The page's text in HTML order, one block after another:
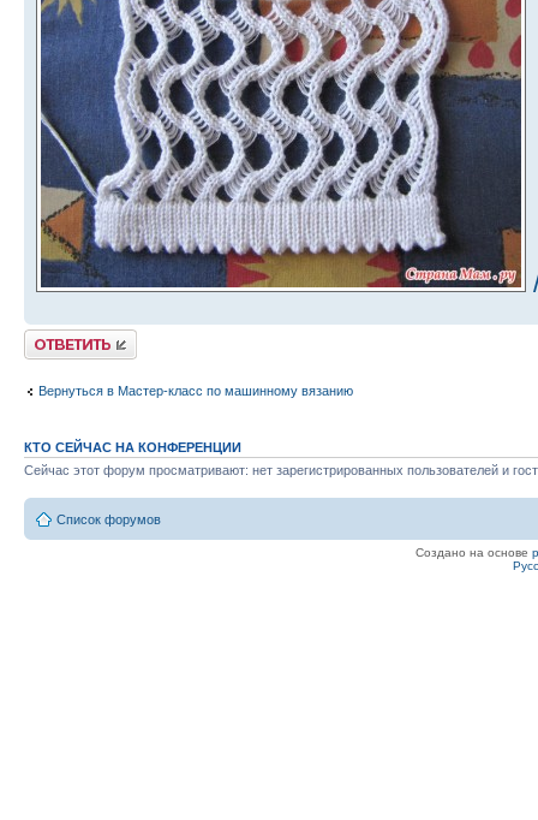
Ответить
Вернуться в Мастер-класс по машинному вязанию
КТО СЕЙЧАС НА КОНФЕРЕНЦИИ
Сейчас этот форум просматривают: нет зарегистрированных пользователей и
Список форумов
Создано на основе